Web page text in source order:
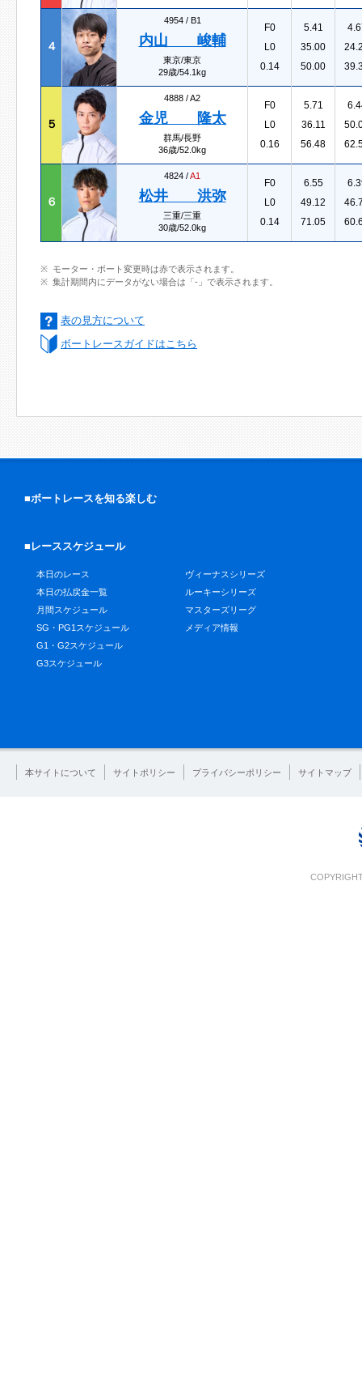
４
4954 / B1
内山 峻輔
東京/東京
29歳/54.1kg
F0
L0
0.14
5.41
35.00
50.00
５
4888 /A2
金児 隆太
群馬/長野
36歳/52.0kg
F0
L0
0.16
5.71
36.11
56.48
６
4824 /A1
松井 洪弥
三重/三重
30歳/52.0kg
F0
L0
0.14
6.55
49.12
71.05
モーター・ボート変更時は赤で表示されます。
集計期間内にデータがない場合は「-」で表示されます。
表の見方について
ボートレースガイドはこちら
■ボートレースを知る楽しむ
■レーススケジュール
本日のレース
本日の払戻金一覧
月間スケジュール
SG・PG1スケジュール
G1・G2スケジュール
G3スケジュール
ヴィーナスシリーズ
ルーキーシリーズ
マスターズリーグ
メディア情報
本サイトについて サイトポリシー プライバシーポリシー サイトマップ